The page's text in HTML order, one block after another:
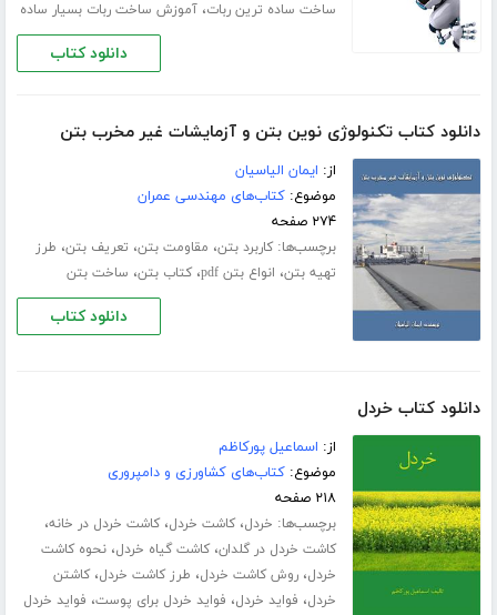
ساخت ساده ترین ربات،آموزش ساخت ربات بسیار ساده
دانلود کتاب
دانلود کتاب تکنولوژی نوین بتن و آزمایشات غیر مخرب بتن
از: ایمان الیاسیان
موضوع:کتاب‌های مهندسی عمران
۲۷۴ صفحه
برچسب‌ها:کاربرد بتن، مقاومت بتن، تعریف بتن، طرز
تهیه بتن، انواع بتن pdf ،کتاب بتن، ساخت بتن
دانلود کتاب
دانلود کتاب خردل
از: اسماعیل پورکاظم
موضوع:کتاب‌های کشاورزی و دامپروری
۲۱۸ صفحه
برچسب‌ها: خردل،کاشت خردل،کاشت خردل در خانه،
کاشت خردل در گلدان،کاشت گیاه خردل،نحوه کاشت
خردل،روش کاشت خردل، طرز کاشت خردل،کاشتن
خردل، فواید خردل، فواید خردل برای پوست، فواید خردل